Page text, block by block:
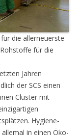
die allerneuerste
für die
Jahren
der SCS einen
Cluster mit
Hygiene-
in einen Öko-